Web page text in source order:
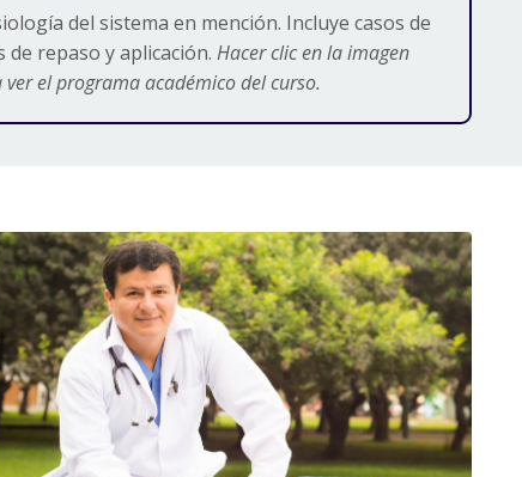
del sistema en mención. Incluye casos de
repaso y aplicación. Hacer clic en la imagen
el programa académico del curso.